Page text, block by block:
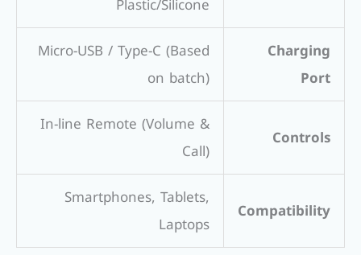
Charging
Port
Micro-USB / Type-C (Based
on batch)
Controls
In-line Remote (Volume &
Call)
Compatibility
Smartphones, Tablets,
Laptops